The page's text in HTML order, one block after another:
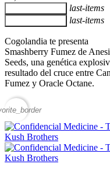
last-items
last-items
Cogolandia te presenta
Smashberry Fumez de
Seeds, una genética
resultado del cruce entre
Fumez y Oracle Octane.